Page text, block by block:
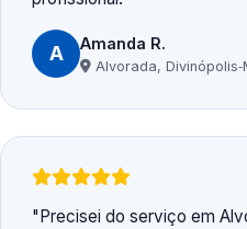
A Amanda R.
Alvorada,
Precisei do serviço em